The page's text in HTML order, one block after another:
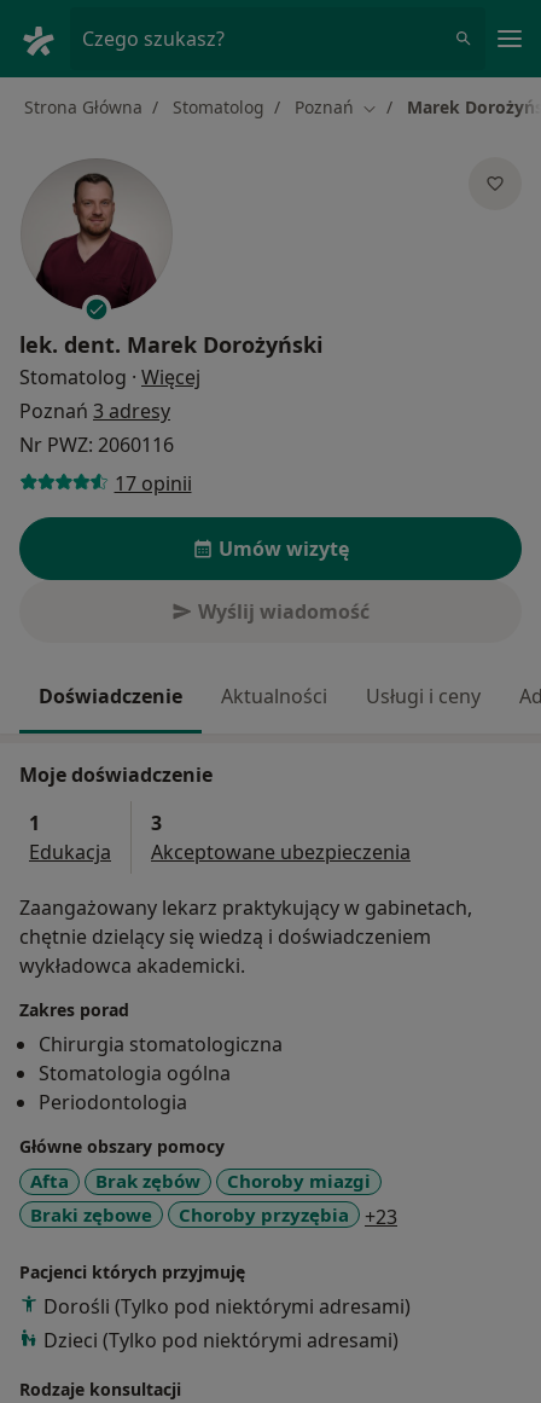
Czego szukasz?
Strona Główna Stomatolog Poznań Zmień miasto
Marek
lek. dent. Marek Dorożyński
Stomatolog · Więcej
Poznań 3 adresy
Nr PWZ: 2060116
17 opinii
Umów wizytę
Wyślij wiadomość
Doświadczenie Aktualności Usługi i ceny
Moje doświadczenie
1
Edukacja
3
Akceptowane ubezpieczenia
Zaangażowany lekarz praktykujący w gabinetach,
chętnie dzielący się wiedzą i doświadczeniem
wykładowca akademicki.
Zakres porad
Chirurgia stomatologiczna
Stomatologia ogólna
Periodontologia
Główne obszary pomocy
Afta Brak zębów
Choroby miazgi
Braki zębowe
Choroby przyzębia +23
Pacjenci których przyjmuję
Dorośli (Tylko pod niektórymi adresami)
Dzieci (Tylko pod niektórymi adresami)
Rodzaje konsultacji